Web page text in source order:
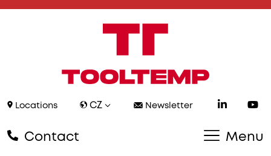
Locations CZ Newsletter
Contact Menu